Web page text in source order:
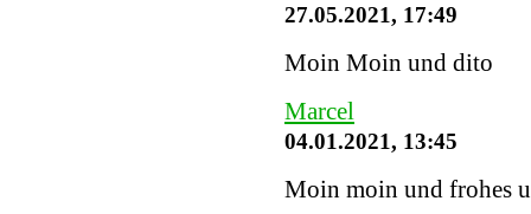
27.05.2021, 17:49
Moin Moin und dito
Marcel
04.01.2021, 13:45
Moin moin und frohes